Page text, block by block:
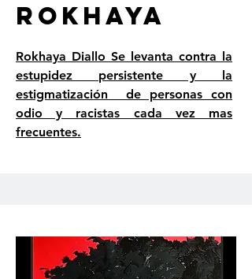
ROKHAYA
Rokhaya Diallo Se levanta contra la
estupidez persistente y la
estigmatización de personas con
odio y racistas cada vez mas
frecuentes.